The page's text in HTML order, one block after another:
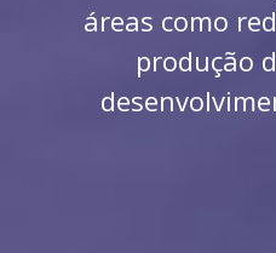
áreas como
produção